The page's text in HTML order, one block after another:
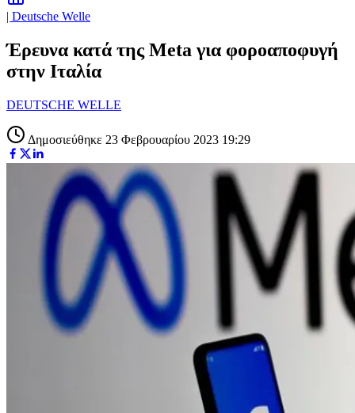
| Deutsche Welle
Έρευνα κατά της Meta για φοροαποφυγή
στην Ιταλία
DEUTSCHE WELLE
Δημοσιεύθηκε 23 Φεβρουαρίου 2023 19:29